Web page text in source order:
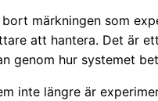
märkningen som
att hantera. Det är
genom hur systemet
inte längre är